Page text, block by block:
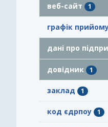
веб-сайт 1
графік
дані про
довідник 1
заклад 1
код єдрпоу 1